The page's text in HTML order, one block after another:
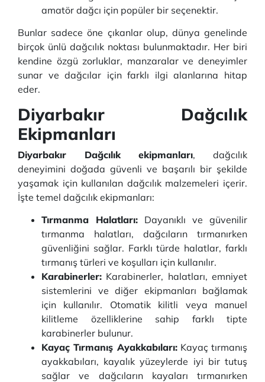
amatör dağcı için popüler bir seçenektir.
Bunlar sadece öne çıkanlar olup, dünya genelinde
birçok ünlü dağcılık noktası bulunmaktadır. Her biri
kendine özgü zorluklar, manzaralar ve deneyimler
sunar ve dağcılar için farklı ilgi alanlarına hitap
eder.
Diyarbakır Dağcılık
Ekipmanları
Diyarbakır Dağcılık ekipmanları, dağcılık
deneyimini doğada güvenli ve başarılı bir şekilde
yaşamak için kullanılan dağcılık malzemeleri içerir.
İşte temel dağcılık ekipmanları:
Tırmanma Halatları: Dayanıklı ve güvenilir
tırmanma halatları, dağcıların tırmanırken
güvenliğini sağlar. Farklı türde halatlar, farklı
tırmanış türleri ve koşulları için kullanılır.
Karabinerler: Karabinerler, halatları, emniyet
sistemlerini ve diğer ekipmanları bağlamak
için kullanılır. Otomatik kilitli veya manuel
kilitleme özelliklerine sahip farklı tipte
karabinerler bulunur.
Kayaç Tırmanış Ayakkabıları:Kayaç tırmanış
ayakkabıları, kayalık yüzeylerde iyi bir tutuş
sağlar ve dağcıların kayaları tırmanırken